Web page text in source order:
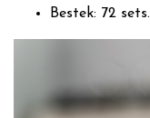
Bestek: 72 sets.